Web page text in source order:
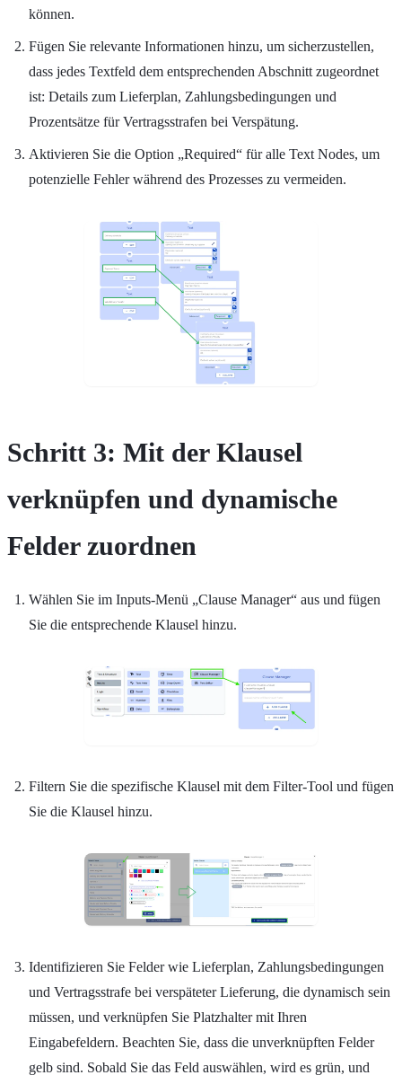
können.
Fügen Sie relevante Informationen hinzu, um sicherzustellen,
dass jedes Textfeld dem entsprechenden Abschnitt zugeordnet
ist: Details zum Lieferplan, Zahlungsbedingungen und
Prozentsätze für Vertragsstrafen bei Verspätung.
Aktivieren Sie die Option „Required“ für alle Text Nodes, um
potenzielle Fehler während des Prozesses zu vermeiden.
Schritt 3: Mit der Klausel
verknüpfen und dynamische
Felder zuordnen
Wählen Sie im Inputs-Menü „Clause Manager“ aus und fügen
Sie die entsprechende Klausel hinzu.
Filtern Sie die spezifische Klausel mit dem Filter-Tool und fügen
Sie die Klausel hinzu.
Identifizieren Sie Felder wie Lieferplan, Zahlungsbedingungen
und Vertragsstrafe bei verspäteter Lieferung, die dynamisch sein
müssen, und verknüpfen Sie Platzhalter mit Ihren
Eingabefeldern. Beachten Sie, dass die unverknüpften Felder
gelb sind. Sobald Sie das Feld auswählen, wird es grün, und